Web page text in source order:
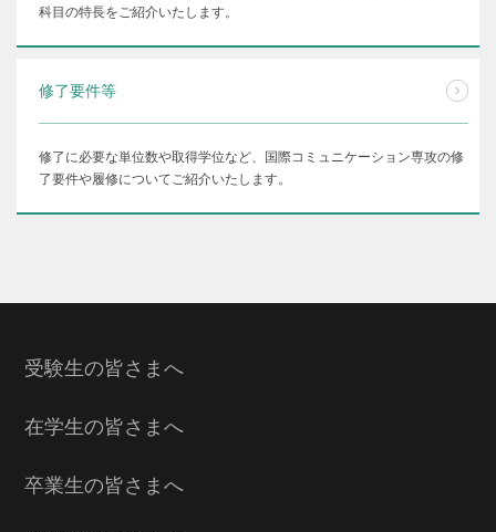
科目の特長をご紹介いたします。
修了要件等
修了に必要な単位数や取得学位など、国際コミュニケーション専攻の修
了要件や履修についてご紹介いたします。
受験生の皆さまへ
在学生の皆さまへ
卒業生の皆さまへ